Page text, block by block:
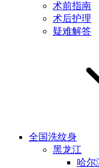
术前指南
术后护理
疑难解答
全国洗纹身
黑龙江
哈尔